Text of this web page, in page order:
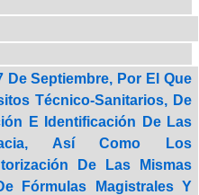
De Septiembre, Por El Que
Técnico-Sanitarios, De
E Identificación De Las
Así Como Los
De Las Mismas
Fórmulas Magistrales Y